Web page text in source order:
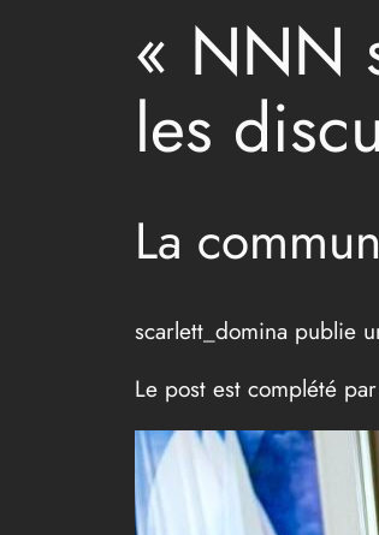
« NNN
les
La
scarlett_domina publie
Le post est complété